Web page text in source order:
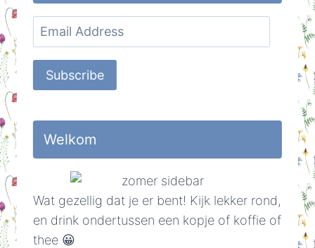
Email
Address
Subscribe
Welkom
Wat gezellig dat je er bent! Kijk lekker rond,
en drink ondertussen een kopje of koffie of
thee 😀